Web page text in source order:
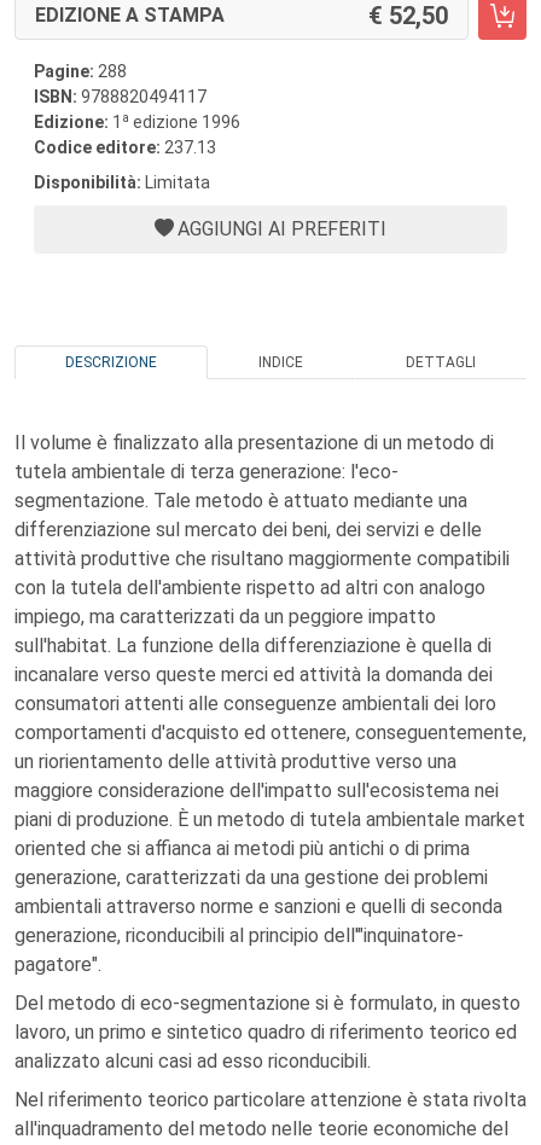
EDIZIONE A STAMPA 52,50
Pagine: 288
ISBN: 9788820494117
Edizione: 1 a edizione 1996
Codice editore: 237.13
Disponibilità: Limitata
AGGIUNGI AI PREFERITI
DESCRIZIONE INDICE DETTAGLI
Il volume è finalizzato alla presentazione di un metodo di
tutela ambientale di terza generazione: l'eco-
segmentazione. Tale metodo è attuato mediante una
differenziazione sul mercato dei beni, dei servizi e delle
attività produttive che risultano maggiormente compatibili
con la tutela dell'ambiente rispetto ad altri con analogo
impiego, ma caratterizzati da un peggiore impatto
sull'habitat. La funzione della differenziazione è quella di
incanalare verso queste merci ed attività la domanda dei
consumatori attenti alle conseguenze ambientali dei loro
comportamenti d'acquisto ed ottenere, conseguentemente,
un riorientamento delle attività produttive verso una
maggiore considerazione dell'impatto sull'ecosistema nei
piani di produzione. È un metodo di tutela ambientale market
oriented che si affianca ai metodi più antichi o di prima
generazione, caratterizzati da una gestione dei problemi
ambientali attraverso norme e sanzioni e quelli di seconda
generazione, riconducibili al principio dell'"inquinatore-
pagatore".
Del metodo di eco-segmentazione si è formulato, in questo
lavoro, un primo e sintetico quadro di riferimento teorico ed
analizzato alcuni casi ad esso riconducibili.
Nel riferimento teorico particolare attenzione è stata rivolta
all'inquadramento del metodo nelle teorie economiche del